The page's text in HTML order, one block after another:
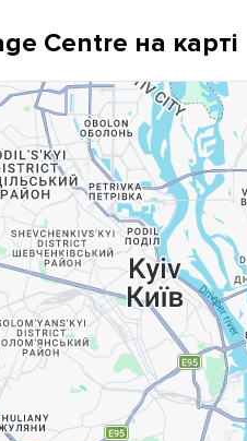
партнерські та дружні
Centre на карті